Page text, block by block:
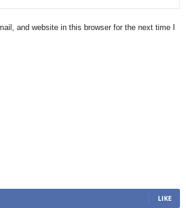
and website in this browser for the next time I
LIKE